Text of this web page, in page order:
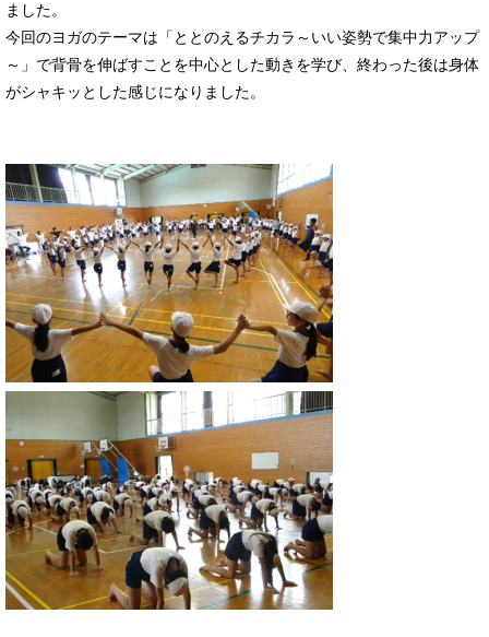
ました。
今回のヨガのテーマは「ととのえるチカラ～いい姿勢で集中力アップ
～」で背骨を伸ばすことを中心とした動きを学び、終わった後は身体
がシャキッとした感じになりました。